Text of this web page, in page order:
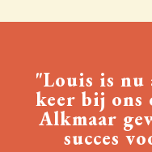
"Louis is nu
keer bij ons
Alkmaar
succes